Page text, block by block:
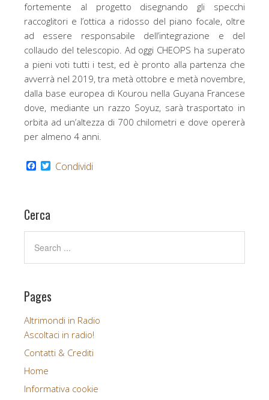
fortemente al progetto disegnando gli specchi
raccoglitori e l’ottica a ridosso del piano focale, oltre
ad essere responsabile dell’integrazione e del
collaudo del telescopio. Ad oggi CHEOPS ha superato
a pieni voti tutti i test, ed è pronto alla partenza che
avverrà nel 2019, tra metà ottobre e metà novembre,
dalla base europea di Kourou nella Guyana Francese
dove, mediante un razzo Soyuz, sarà trasportato in
orbita ad un’altezza di 700 chilometri e dove opererà
per almeno 4 anni.
F
o
o
k
Condividi
Cerca
Pages
Altrimondi in Radio
Ascoltaci in radio!
Contatti & Crediti
Home
Informativa cookie